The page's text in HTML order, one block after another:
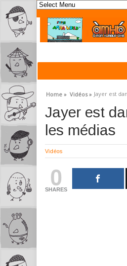
Home » Vidéos » Jayer est
Jayer est
les médias
Vidéos
0
SHARES